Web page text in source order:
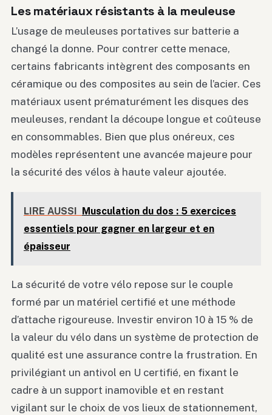
Les matériaux résistants à la meuleuse
L’usage de meuleuses portatives sur batterie a
changé la donne. Pour contrer cette menace,
certains fabricants intègrent des composants en
céramique ou des composites au sein de l’acier. Ces
matériaux usent prématurément les disques des
meuleuses, rendant la découpe longue et coûteuse
en consommables. Bien que plus onéreux, ces
modèles représentent une avancée majeure pour
la sécurité des vélos à haute valeur ajoutée.
LIRE AUSSI
Musculation du dos : 5 exercices
essentiels pour gagner en largeur et en
épaisseur
La sécurité de votre vélo repose sur le couple
formé par un matériel certifié et une méthode
d’attache rigoureuse. Investir environ 10 à 15 % de
la valeur du vélo dans un système de protection de
qualité est une assurance contre la frustration. En
privilégiant un antivol en U certifié, en fixant le
cadre à un support inamovible et en restant
vigilant sur le choix de vos lieux de stationnement,